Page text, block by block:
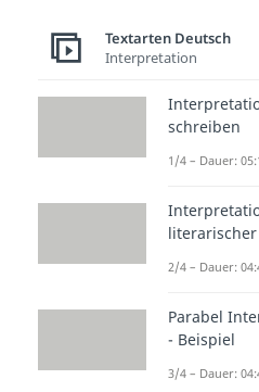
nicht
wird
den
gelegt.
Tipp:
laut vor!
Studyflix
Textarten Deutsch
Interpretation
schreiben
1/4 – Dauer:
literarischer
2/4 – Dauer:
Parabel
- Beispiel
3/4 – Dauer: